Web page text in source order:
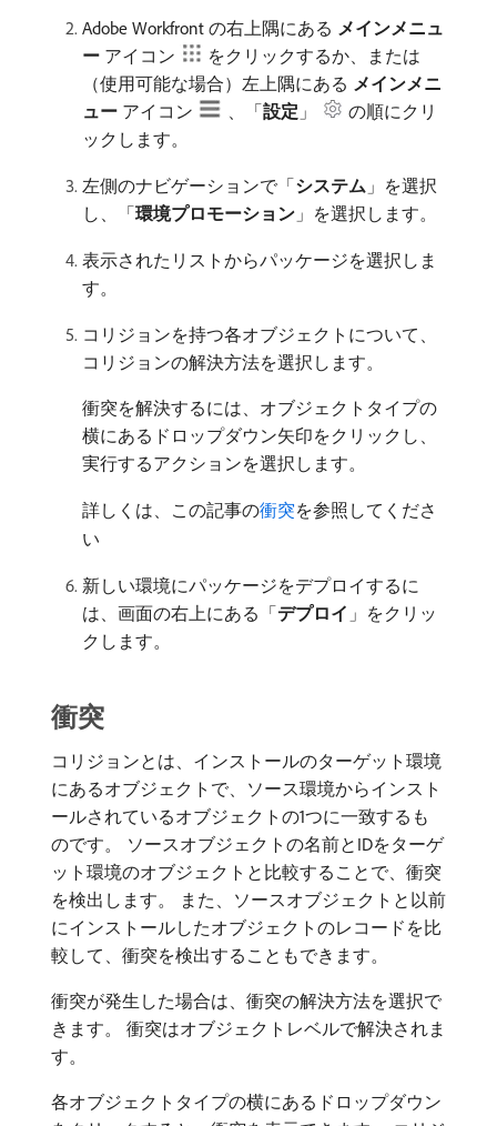
Adobe Workfront の右上隅にある​ メインメニュ
ー ​アイコン
をクリックするか、または
（使用可能な場合）左上隅にある​ メインメニ
ュー ​アイコン 、「設定 」
の順にクリ
ックします。
左側のナビゲーションで「システム 」を選択
し、「環境プロモーション 」を選択します。
表示されたリストからパッケージを選択しま
す。
コリジョンを持つ各オブジェクトについて、
コリジョンの解決方法を選択します。
衝突を解決するには、オブジェクトタイプの
横にあるドロップダウン矢印をクリックし、
実行するアクションを選択します。
詳しくは、この記事の衝突を参照してくださ
い
新しい環境にパッケージをデプロイするに
は、画面の右上にある「デプロイ 」をクリッ
クします。
衝突
コリジョンとは、インストールのターゲット環境
にあるオブジェクトで、ソース環境からインスト
ールされているオブジェクトの1つに一致するも
のです。 ソースオブジェクトの名前とIDをターゲ
ット環境のオブジェクトと比較することで、衝突
を検出します。 また、ソースオブジェクトと以前
にインストールしたオブジェクトのレコードを比
較して、衝突を検出することもできます。
衝突が発生した場合は、衝突の解決方法を選択で
きます。 衝突はオブジェクトレベルで解決されま
す。
各オブジェクトタイプの横にあるドロップダウン